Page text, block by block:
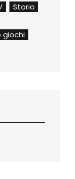
Storia
giochi